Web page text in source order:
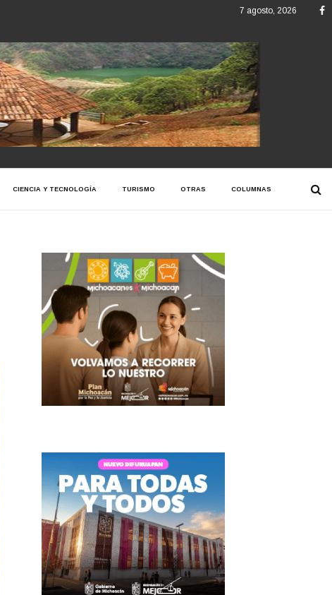
7 agosto, 2026
CIENCIA Y TECNOLOGÍA TURISMO OTRAS COLUMNAS